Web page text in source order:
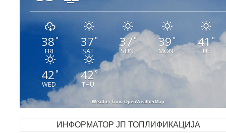
38°
FRI
37 °
SAT
37°
SUN
39 °
MON
41°
TUE
42°
WED
42°
THU
Weather from OpenWeatherMap
ИНФОРМАТОР ЈП ТОПЛИФИКАЦИЈА